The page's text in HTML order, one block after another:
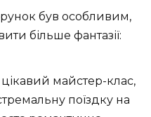
був особливим,
більше фантазії:
цікавий майстер-клас,
поїздку на